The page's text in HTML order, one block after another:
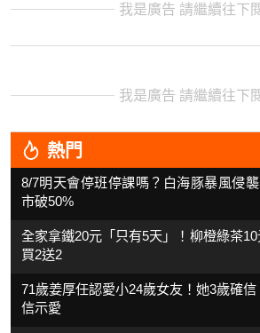
我是廣告 請繼續往下
我是廣告 請繼續往下
熱門
8/7明天會停班停課嗎？白海豚暴風侵
市破50%
全家拿鐵20元「只有5天」！柳橙綠茶
買2送2
71歲姜厚任認愛小24歲女友！她3歲確
信示愛